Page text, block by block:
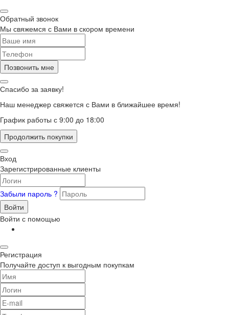
Обратный звонок
Мы свяжемся с Вами в скором времени
Позвонить мне
Спасибо за заявку!
Наш менеджер свяжется с Вами в ближайшее время!
График работы с 9:00 до 18:00
Продолжить покупки
Вход
Зарегистрированные клиенты
Забыли пароль ?
Войти
Войти с помощью
Регистрация
Получайте доступ к выгодным покупкам